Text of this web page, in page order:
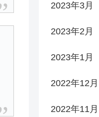
2023年3月
2023年2月
2023年1月
2022年12月
2022年11月